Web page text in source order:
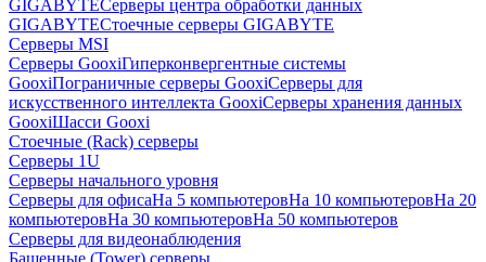
GIGABYTEСерверы центра обработки данных
GIGABYTEСтоечные серверы GIGABYTE
Серверы MSI
Серверы GooxiГиперконвергентные системы
GooxiПограничные серверы GooxiСерверы для
искусственного интеллекта GooxiСерверы хранения данных
GooxiШасси Gooxi
Стоечные (Rack) серверы
Серверы 1U
Серверы начального уровня
Серверы для офисаНа 5 компьютеровНа 10 компьютеровНа 20
компьютеровНа 30 компьютеровНа 50 компьютеров
Серверы для видеонаблюдения
Башенные (Tower) серверы